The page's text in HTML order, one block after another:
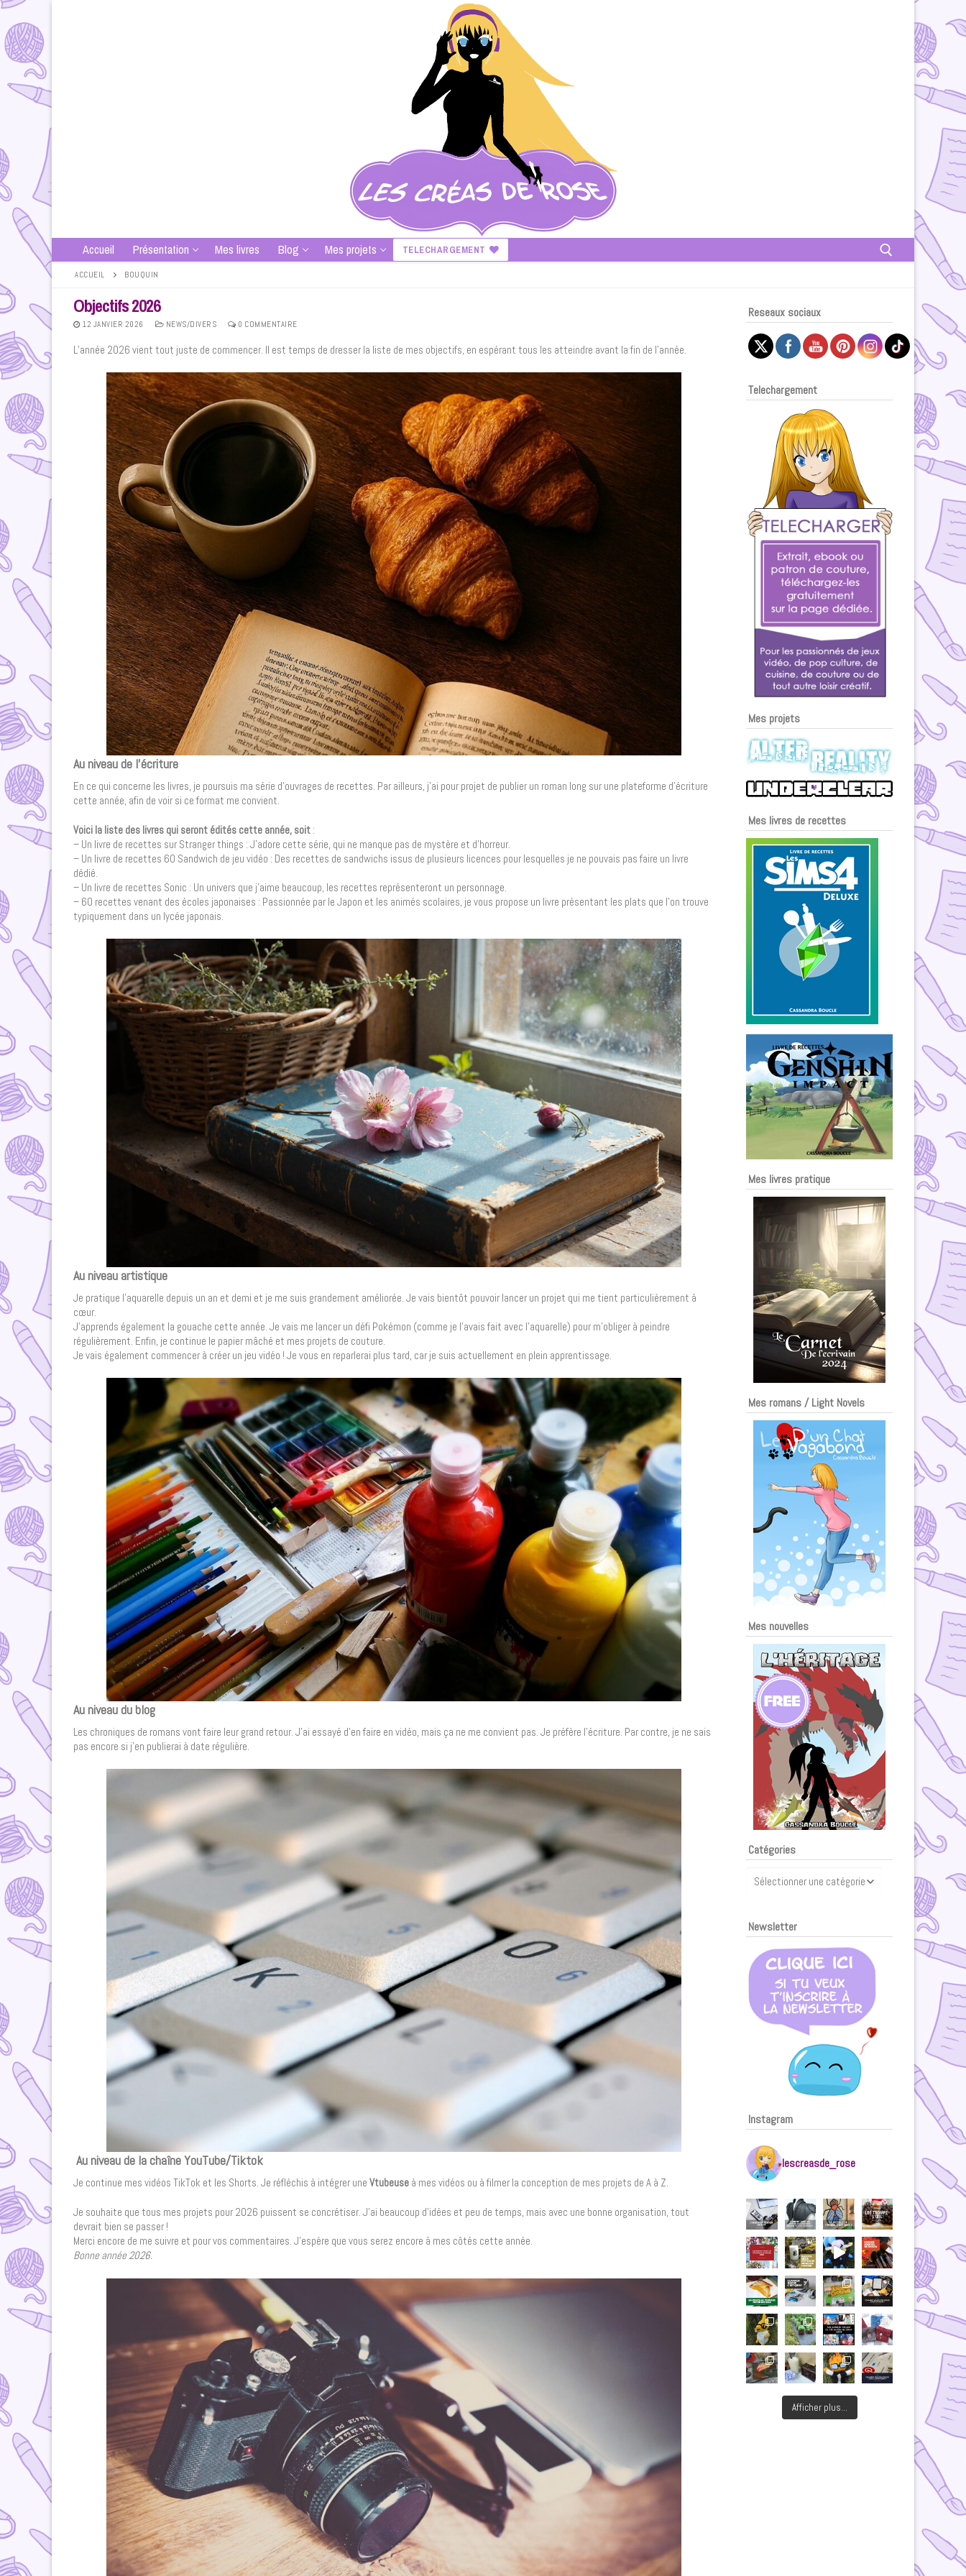
Accueil Présentation Mes livres Blog Mes projets TELECHARGEMENT
ACCUEIL BOUQUIN
Objectifs 2026
12 JANVIER 2026 NEWS/DIVERS 0 COMMENTAIRE
L’année 2026 vient tout juste de commencer. Il est temps de dresser la liste de mes objectifs, en espérant tous les atteindre avant la fin de l’année.
Au niveau de l’écriture
En ce qui concerne les livres, je poursuis ma série d’ouvrages de recettes. Par ailleurs, j’ai pour projet de publier un roman long sur une plateforme d’écriture
cette année, afin de voir si ce format me convient.
Voici la liste des livres qui seront édités cette année, soit :
– Un livre de recettes sur Stranger things : J’adore cette série, qui ne manque pas de mystère et d’horreur.
– Un livre de recettes 60 Sandwich de jeu vidéo : Des recettes de sandwichs issus de plusieurs licences pour lesquelles je ne pouvais pas faire un livre
dédié.
– Un livre de recettes Sonic : Un univers que j’aime beaucoup, les recettes représenteront un personnage.
– 60 recettes venant des écoles japonaises : Passionnée par le Japon et les animés scolaires, je vous propose un livre présentant les plats que l’on trouve
typiquement dans un lycée japonais.
Au niveau artistique
Je pratique l’aquarelle depuis un an et demi et je me suis grandement améliorée. Je vais bientôt pouvoir lancer un projet qui me tient particulièrement à
cœur.
J’apprends également la gouache cette année. Je vais me lancer un défi Pokémon (comme je l’avais fait avec l’aquarelle) pour m’obliger à peindre
régulièrement. Enfin, je continue le papier mâché et mes projets de couture.
Je vais également commencer à créer un jeu vidéo ! Je vous en reparlerai plus tard, car je suis actuellement en plein apprentissage.
Au niveau du blog
Les chroniques de romans vont faire leur grand retour. J’ai essayé d’en faire en vidéo, mais ça ne me convient pas. Je préfère l’écriture. Par contre, je ne sais
pas encore si j’en publierai à date régulière.
Au niveau de la chaîne YouTube/Tiktok
Je continue mes vidéos TikTok et les Shorts. Je réfléchis à intégrer une Vtubeuse à mes vidéos ou à filmer la conception de mes projets de A à Z.
Je souhaite que tous mes projets pour 2026 puissent se concrétiser. J’ai beaucoup d’idées et peu de temps, mais avec une bonne organisation, tout
devrait bien se passer !
Merci encore de me suivre et pour vos commentaires. J’espère que vous serez encore à mes côtés cette année.
Bonne année 2026.
Reseaux sociaux
Telechargement
Mes projets
Mes livres de recettes
Mes livres pratique
Mes romans / Light Novels
Mes nouvelles
Catégories
Newsletter
Instagram
lescreasde_rose
Afficher plus...